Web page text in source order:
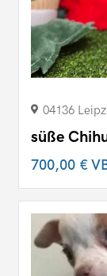
04136
süße
700,00 €